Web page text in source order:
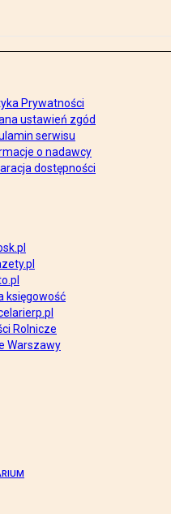
Prywatności
ustawień zgód
serwisu
o nadawcy
dostępności
księgowość
Rolnicze
Warszawy